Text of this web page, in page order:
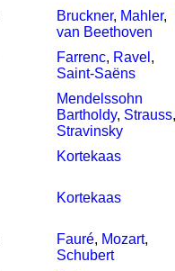
Bruckner, Mahler,
van Beethoven
Farrenc, Ravel ,
Saint-Saëns
Mendelssohn
Bartholdy, Strauss,
Stravinsky
Kortekaas
Kortekaas
Fauré, Mozart,
Schubert